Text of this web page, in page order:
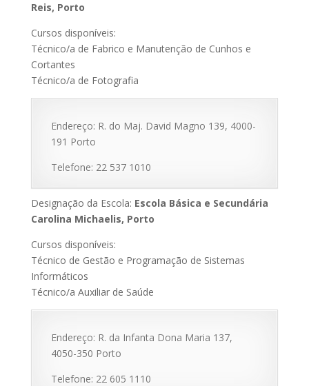
Reis, Porto
Cursos disponíveis:
Técnico/a de Fabrico e Manutenção de Cunhos e
Cortantes
Técnico/a de Fotografia
Endereço: R. do Maj. David Magno 139, 4000-
191 Porto
Telefone: 22 537 1010
Designação da Escola: Escola Básica e Secundária
Carolina Michaelis, Porto
Cursos disponíveis:
Técnico de Gestão e Programação de Sistemas
Informáticos
Técnico/a Auxiliar de Saúde
Endereço: R. da Infanta Dona Maria 137,
4050-350 Porto
Telefone: 22 605 1110